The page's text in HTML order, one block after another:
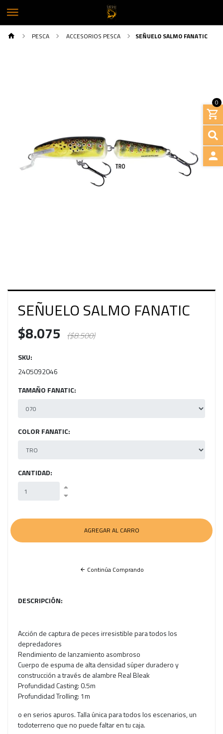
0
PESCA ACCESORIOS PESCA SEÑUELO SALMO FANATIC
SEÑUELO SALMO FANATIC
$8.075 ($8.500)
SKU:
2405092046
TAMAÑO FANATIC:
COLOR FANATIC:
CANTIDAD:
Continúa Comprando
DESCRIPCIÓN:
Acción de captura de peces irresistible para todos los
depredadores
Rendimiento de lanzamiento asombroso
Cuerpo de espuma de alta densidad súper duradero y
construcción a través de alambre Real Bleak
Profundidad Casting: 0.5m
Profundidad Trolling: 1m
o en serios apuros. Talla única para todos los escenarios, un
todoterreno que no puede faltar en tu caja.